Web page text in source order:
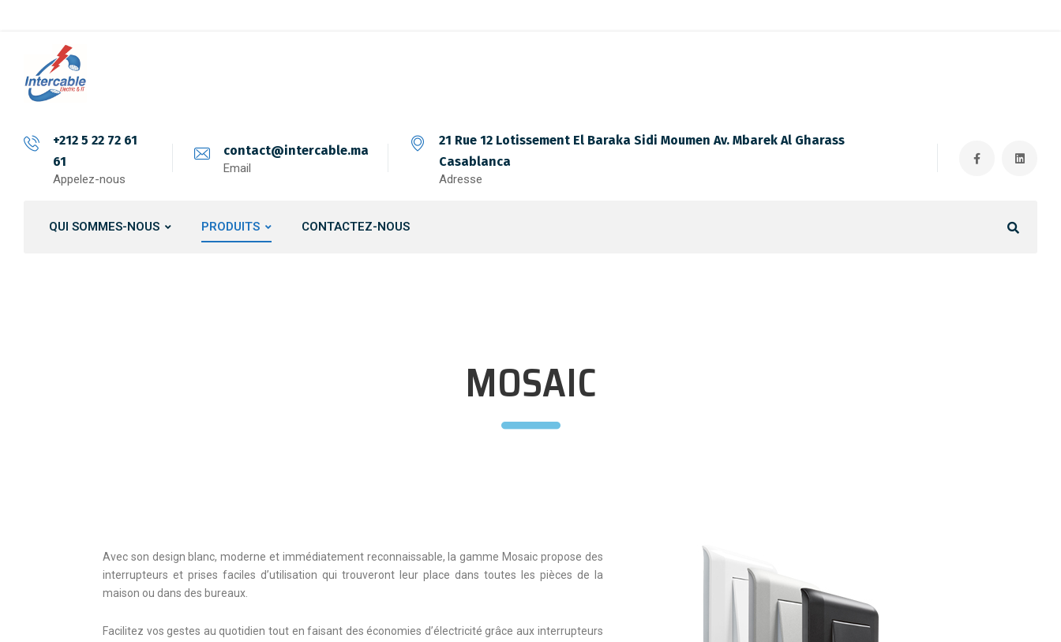
+212 5 22 72 61
61
Appelez-nous
contact@intercable.ma
Email
21 Rue 12 Lotissement El Baraka Sidi Moumen Av. Mbarek Al Gharass
Casablanca
Adresse
QUI SOMMES-NOUS PRODUITS CONTACTEZ-NOUS
MOSAIC
Avec son design blanc, moderne et immédiatement reconnaissable, la gamme Mosaic propose des
interrupteurs et prises faciles d’utilisation qui trouveront leur place dans toutes les pièces de la
maison ou dans des bureaux.
Facilitez vos gestes au quotidien tout en faisant des économies d’électricité grâce aux interrupteurs